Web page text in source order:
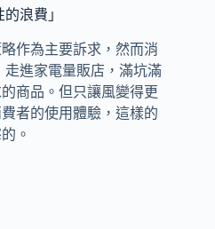
浪費」
作為主要訴求，然而消
進家電量販店，滿坑滿
商品。但只讓風變得更
者的使用體驗，這樣的
。